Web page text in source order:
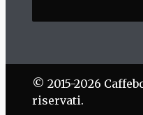
© 2015-2026
riservati.